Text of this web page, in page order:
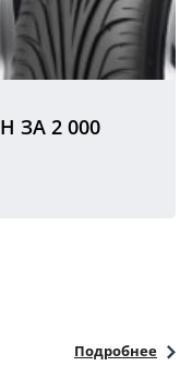
ЗА 2 000
Подробнее